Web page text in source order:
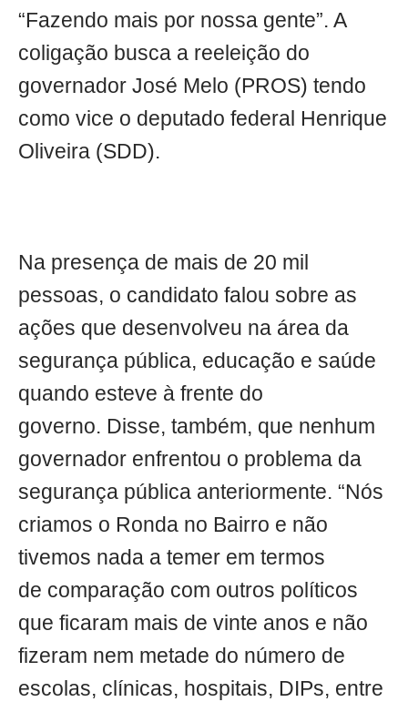
“Fazendo mais por nossa gente”. A
coligação busca a reeleição do
governador José Melo (PROS) tendo
como vice o deputado federal Henrique
Oliveira (SDD).
Na presença de mais de 20 mil
pessoas, o candidato falou sobre as
ações que desenvolveu na área da
segurança pública, educação e saúde
quando esteve à frente do
governo. Disse, também, que nenhum
governador enfrentou o problema da
segurança pública anteriormente. “Nós
criamos o Ronda no Bairro e não
tivemos nada a temer em termos
de comparação com outros políticos
que ficaram mais de vinte anos e não
fizeram nem metade do número de
escolas, clínicas, hospitais, DIPs, entre